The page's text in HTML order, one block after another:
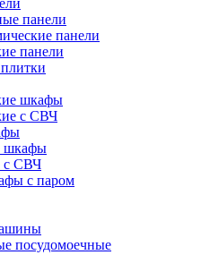
панели
панели
панели
шкафы
с СВЧ
шкафы
с СВЧ
с паром
посудомоечные